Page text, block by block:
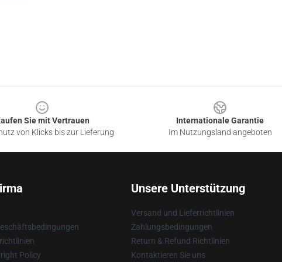
Sie mit Vertrauen
von Klicks bis zur Lieferung
Internationale Garantie
Im Nutzungsland angeboten
Policy
Unsere Unterstützung
Versand und Lieferrichtlinien
Zahlungsbedingungen
Return & Refund Richtlinien
Kontaktieren Sie uns